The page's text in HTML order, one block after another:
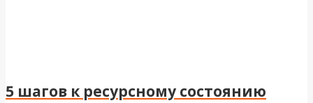
5 шагов к ресурсному состоянию